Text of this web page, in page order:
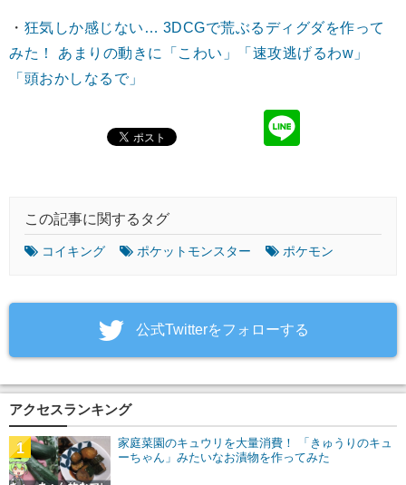
・ 狂気しか感じない… 3DCGで荒ぶるディグダを作って
みた！ あまりの動きに「こわい」「速攻逃げるわw」
「頭おかしなるで」
この記事に関するタグ
コイキング ポケットモンスター ポケモン
‎公式Twitterをフォローする
アクセスランキング
家庭菜園のキュウリを大量消費！ 「きゅうりのキュ
ーちゃん」みたいなお漬物を作ってみた
1